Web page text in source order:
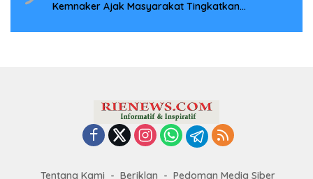
Kemnaker Ajak Masyarakat Tingkatkan
Tentang Kami Beriklan Pedoman Media Siber